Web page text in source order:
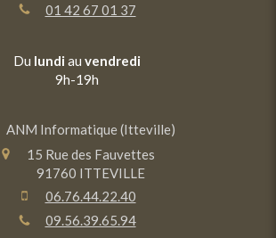
01 42 67 01 37
Du lundi au vendredi
9h-19h
ANM Informatique (Itteville)
15 Rue des Fauvettes
91760 ITTEVILLE
06.76.44.22.40
09.56.39.65.94